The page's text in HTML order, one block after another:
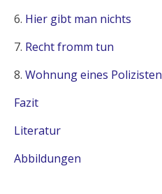
6. Hier gibt man nichts
7. Recht fromm tun
8. Wohnung eines Polizisten
Fazit
Literatur
Abbildungen